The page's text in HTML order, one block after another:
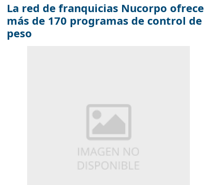
La red de franquicias Nucorpo ofrece
más de 170 programas de control de
peso